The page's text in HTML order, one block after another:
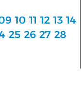
10 11 12 13 14
25 26 27 28